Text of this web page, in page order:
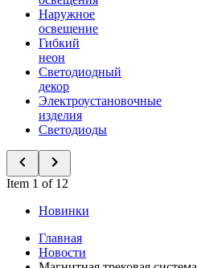
Наружное
освещение
Гибкий
неон
Светодиодный
декор
Электроустановочные
изделия
Светодиоды
Item 1 of 12
Новинки
Главная
Новости